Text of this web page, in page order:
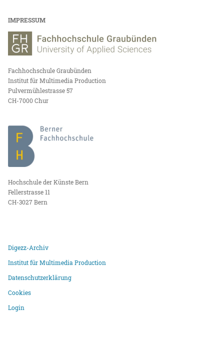
IMPRESSUM
Fachhochschule Graubünden
Institut für Multimedia Production
Pulvermühlestrasse 57
CH-7000 Chur
Hochschule der Künste Bern
Fellerstrasse 11
CH-3027 Bern
Digezz-Archiv
Institut für Multimedia Production
Datenschutzerklärung
Cookies
Login